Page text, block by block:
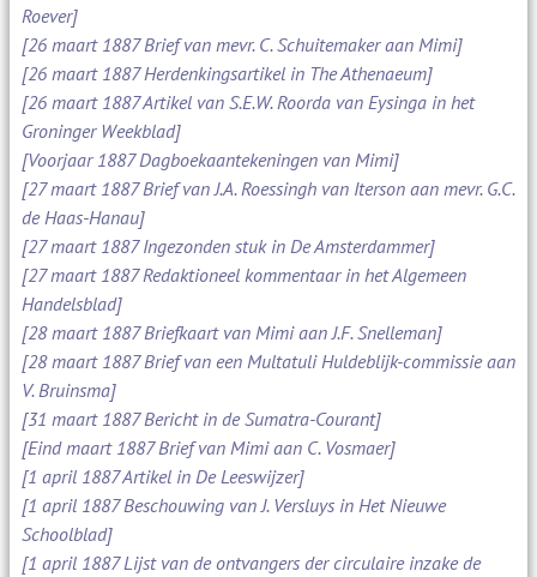
Roever]
[26 maart 1887 Brief van mevr. C. Schuitemaker aan Mimi]
[26 maart 1887 Herdenkingsartikel in The Athenaeum]
[26 maart 1887 Artikel van S.E.W. Roorda van Eysinga in het
Groninger Weekblad]
[Voorjaar 1887 Dagboekaantekeningen van Mimi]
[27 maart 1887 Brief van J.A. Roessingh van Iterson aan mevr. G.C.
de Haas-Hanau]
[27 maart 1887 Ingezonden stuk in De Amsterdammer]
[27 maart 1887 Redaktioneel kommentaar in het Algemeen
Handelsblad]
[28 maart 1887 Briefkaart van Mimi aan J.F. Snelleman]
[28 maart 1887 Brief van een Multatuli Huldeblijk-commissie aan
V. Bruinsma]
[31 maart 1887 Bericht in de Sumatra-Courant]
[Eind maart 1887 Brief van Mimi aan C. Vosmaer]
[1 april 1887 Artikel in De Leeswijzer]
[1 april 1887 Beschouwing van J. Versluys in Het Nieuwe
Schoolblad]
[1 april 1887 Lijst van de ontvangers der circulaire inzake de